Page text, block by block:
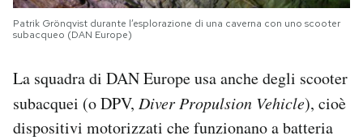
Patrik Grönqvist durante l’esplorazione di una caverna con uno scooter
subacqueo (DAN Europe)
La squadra di DAN Europe usa anche degli scooter
subacquei (o DPV, Diver Propulsion Vehicle), cioè
dispositivi motorizzati che funzionano a batteria